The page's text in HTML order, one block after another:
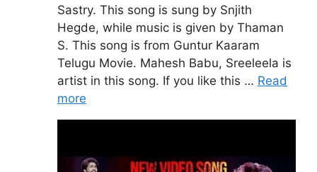
Sastry. This song is sung by Snjith
Hegde, while music is given by Thaman
S. This song is from Guntur Kaaram
Telugu Movie. Mahesh Babu, Sreeleela is
artist in this song. If you like this … Read
more